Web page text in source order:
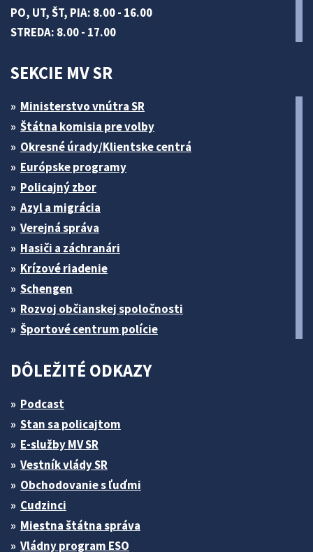
PO, UT, ŠT, PIA: 8.00 - 16.00
STREDA: 8.00 - 17.00
SEKCIE MV SR
Ministerstvo vnútra SR
Štátna komisia pre volby
Okresné úrady/Klientske centrá
Európske programy
Policajný zbor
Azyl a migrácia
Verejná správa
Hasiči a záchranári
Krízové riadenie
Schengen
Rozvoj občianskej spoločnosti
Športové centrum polície
DÔLEŽITÉ ODKAZY
Podcast
Stan sa policajtom
E-služby MV SR
Vestník vlády SR
Obchodovanie s ľuďmi
Cudzinci
Miestna štátna správa
Vládny program ESO